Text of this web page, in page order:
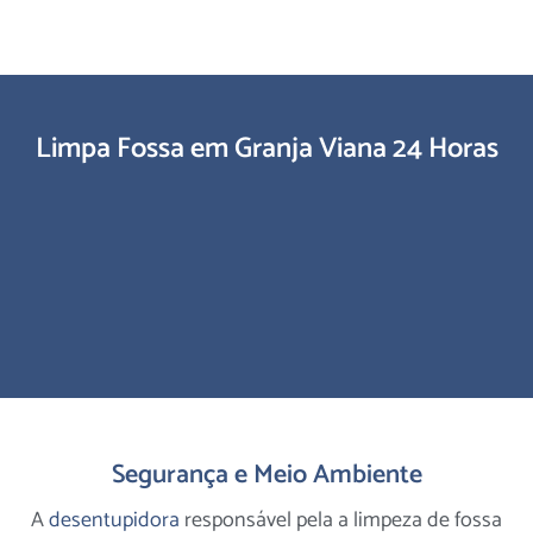
Limpa Fossa em Granja Viana 24 Horas
Segurança e Meio Ambiente
Adesentupidora responsável pela a limpeza de fossa